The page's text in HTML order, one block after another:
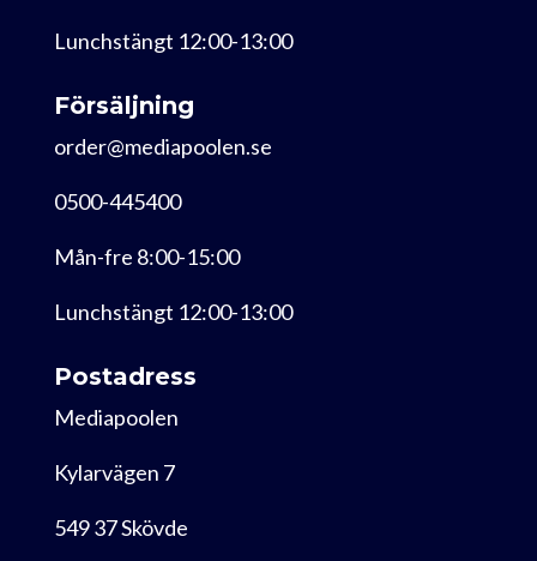
Lunchstängt 12:00-13:00
Försäljning
order@mediapoolen.se
0500-445400
Mån-fre 8:00-15:00
Lunchstängt 12:00-13:00
Postadress
Mediapoolen
Kylarvägen 7
549 37 Skövde